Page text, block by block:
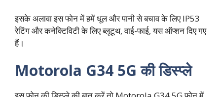
इसके अलावा इस फोन में हमें धूल और पानी से बचाव के लिए IP53
रेटिंग और कनेक्टिविटी के लिए ब्लूटूथ, वाई-फाई, यस ऑप्शन दिए गए
हैं।
Motorola G34 5G की डिस्प्ले